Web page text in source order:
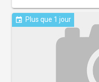
event Plus que 1 jour